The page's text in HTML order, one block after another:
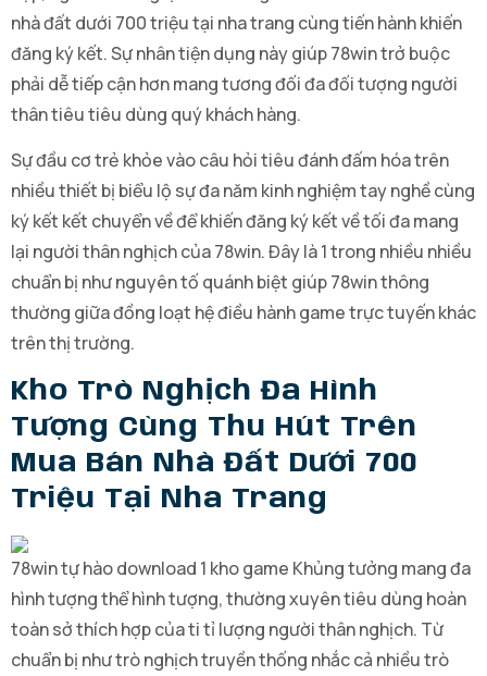
nhà đất dưới 700 triệu tại nha trang cùng tiến hành khiến
đăng ký kết. Sự nhân tiện dụng này giúp 78win trở buộc
phải dễ tiếp cận hơn mang tương đối đa đối tượng người
thân tiêu tiêu dùng quý khách hàng.
Sự đầu cơ trẻ khỏe vào câu hỏi tiêu đánh đấm hóa trên
nhiều thiết bị biểu lộ sự đa năm kinh nghiệm tay nghề cùng
ký kết kết chuyển về để khiến đăng ký kết về tối đa mang
lại người thân nghịch của 78win. Đây là 1 trong nhiều nhiều
chuẩn bị như nguyên tố quánh biệt giúp 78win thông
thường giữa đồng loạt hệ điều hành game trực tuyến khác
trên thị trường.
Kho Trò Nghịch Đa Hình
Tượng Cùng Thu Hút Trên
Mua Bán Nhà Đất Dưới 700
Triệu Tại Nha Trang
78win tự hào download 1 kho game Khủng tưởng mang đa
hình tượng thể hình tượng, thường xuyên tiêu dùng hoàn
toàn sở thích hợp của ti tỉ lượng người thân nghịch. Từ
chuẩn bị như trò nghịch truyền thống nhắc cả nhiều trò